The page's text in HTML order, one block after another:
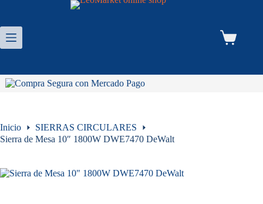
contenido
Carro
Inicio
SIERRAS CIRCULARES
Sierra de Mesa 10″ 1800W DWE7470 DeWalt